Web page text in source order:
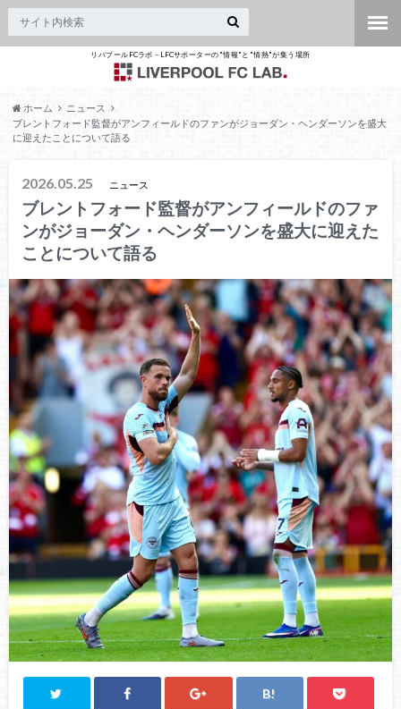
リバプールFCラボ – LFCサポーターの"情報"と"情熱"が集う場所
ホーム
ニュース
ブレントフォード監督がアンフィールドのファンがジョーダン・ヘンダーソンを盛大
に迎えたことについて語る
2026.05.25 ニュース
ブレントフォード監督がアンフィールドのファ
ンがジョーダン・ヘンダーソンを盛大に迎えた
ことについて語る